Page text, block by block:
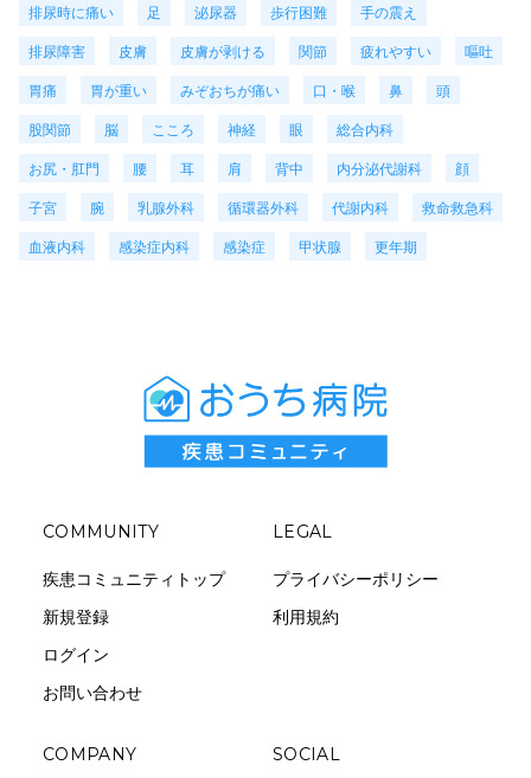
排尿時に痛い
足 泌尿器 歩行困難
手の震え
排尿障害
皮膚 皮膚が剥ける 関節 疲れやすい
嘔吐
胃痛
胃が重い みぞおちが痛い 口・喉 鼻
頭
股関節
脳 こころ 神経 眼
総合内科
お尻・肛門
腰 耳 肩 背中 内分泌代謝科
顔
子宮
腕 乳腺外科 循環器外科 代謝内科
救命救急科
血液内科
感染症内科 感染症 甲状腺 更年期
COMMUNITY
疾患コミュニティトップ
新規登録
ログイン
お問い合わせ
LEGAL
プライバシーポリシー
利用規約
COMPANY SOCIAL